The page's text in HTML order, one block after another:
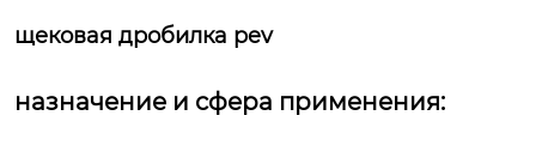
щековая дробилка pev
назначение и сфера применения: